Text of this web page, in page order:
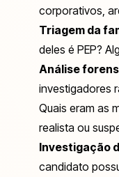
corporativos,
Triagem da
deles é PEP?
Análise
investigadores
Quais eram as
realista ou
Investigação
candidato